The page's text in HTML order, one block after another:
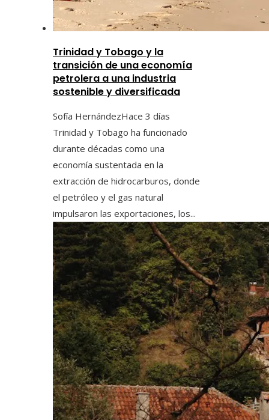
Trinidad y Tobago y la
transición de una economía
petrolera a una industria
sostenible y diversificada
Sofía HernándezHace 3 días
Trinidad y Tobago ha funcionado
durante décadas como una
economía sustentada en la
extracción de hidrocarburos, donde
el petróleo y el gas natural
impulsaron las exportaciones, los...